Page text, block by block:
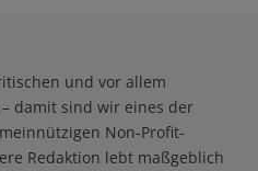
und vor allem
damit sind wir eines der
Non-Profit-
Redaktion lebt maßgeblich